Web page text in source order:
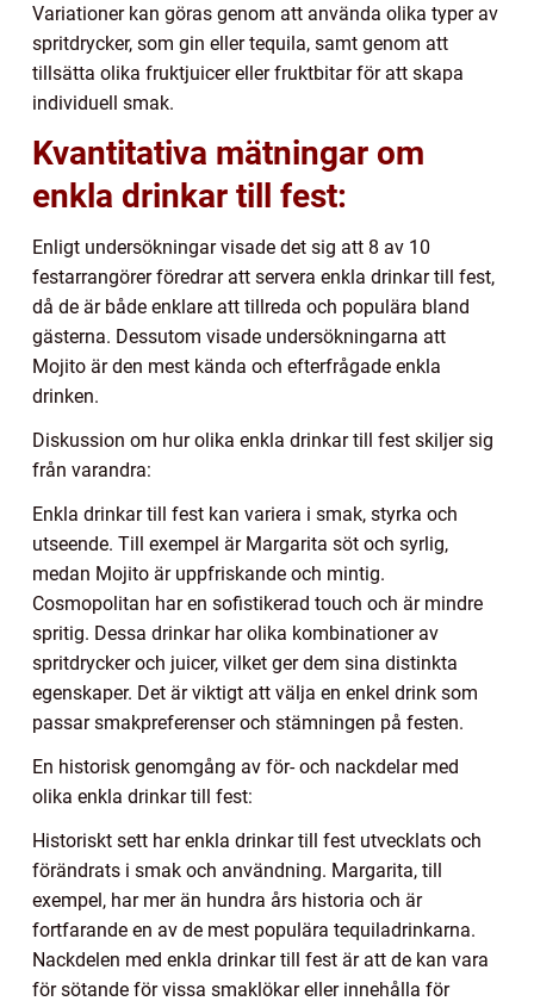
Variationer kan göras genom att använda olika typer av
spritdrycker, som gin eller tequila, samt genom att
tillsätta olika fruktjuicer eller fruktbitar för att skapa
individuell smak.
Kvantitativa mätningar om
enkla drinkar till fest:
Enligt undersökningar visade det sig att 8 av 10
festarrangörer föredrar att servera enkla drinkar till fest,
då de är både enklare att tillreda och populära bland
gästerna. Dessutom visade undersökningarna att
Mojito är den mest kända och efterfrågade enkla
drinken.
Diskussion om hur olika enkla drinkar till fest skiljer sig
från varandra:
Enkla drinkar till fest kan variera i smak, styrka och
utseende. Till exempel är Margarita söt och syrlig,
medan Mojito är uppfriskande och mintig.
Cosmopolitan har en sofistikerad touch och är mindre
spritig. Dessa drinkar har olika kombinationer av
spritdrycker och juicer, vilket ger dem sina distinkta
egenskaper. Det är viktigt att välja en enkel drink som
passar smakpreferenser och stämningen på festen.
En historisk genomgång av för- och nackdelar med
olika enkla drinkar till fest:
Historiskt sett har enkla drinkar till fest utvecklats och
förändrats i smak och användning. Margarita, till
exempel, har mer än hundra års historia och är
fortfarande en av de mest populära tequiladrinkarna.
Nackdelen med enkla drinkar till fest är att de kan vara
för sötande för vissa smaklökar eller innehålla för